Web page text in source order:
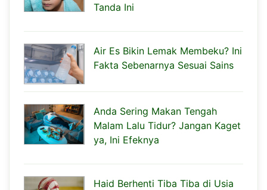
Tanda Ini
Air Es Bikin Lemak Membeku? Ini
Fakta Sebenarnya Sesuai Sains
Anda Sering Makan Tengah
Malam Lalu Tidur? Jangan Kaget
ya, Ini Efeknya
Haid Berhenti Tiba Tiba di Usia